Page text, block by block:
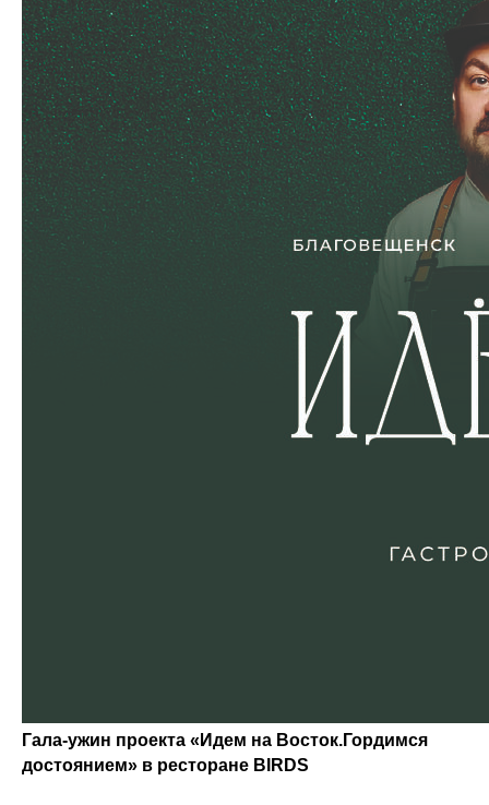
Гала-ужин проекта «Идем на Восток.Гордимся
достоянием» в ресторане BIRDS